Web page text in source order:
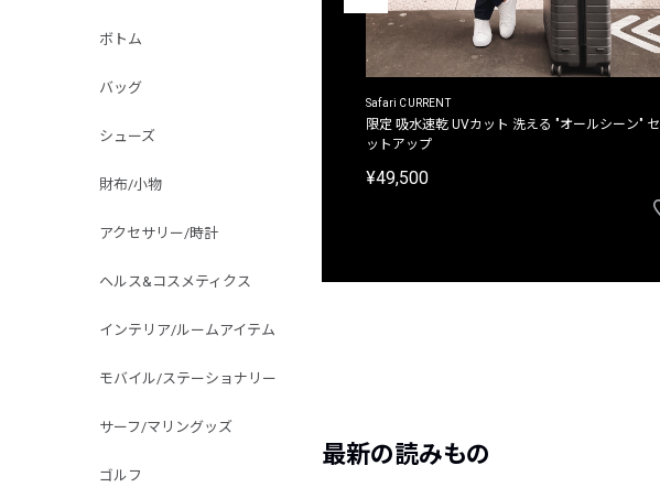
ボトム
バッグ
シューズ
財布/小物
アクセサリー/時計
ヘルス&コスメティクス
インテリア/ルームアイテム
モバイル/ステーショナリー
サーフ/マリングッズ
ゴルフ
Safari CURRENT
限定 吸水速乾 UVカット 洗える "オールシーン" セ
ットアップ
¥49,500
最新の読みもの